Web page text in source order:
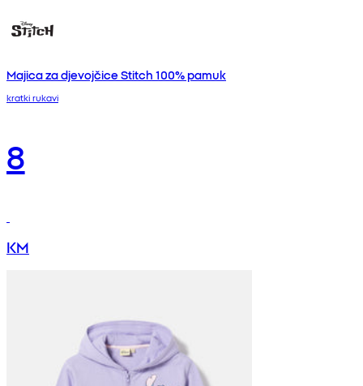
Majica za djevojčice Stitch 100% pamuk
kratki rukavi
8
KM